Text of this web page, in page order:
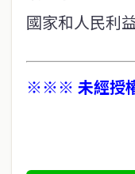
國家和人民利
※※※ 未經授